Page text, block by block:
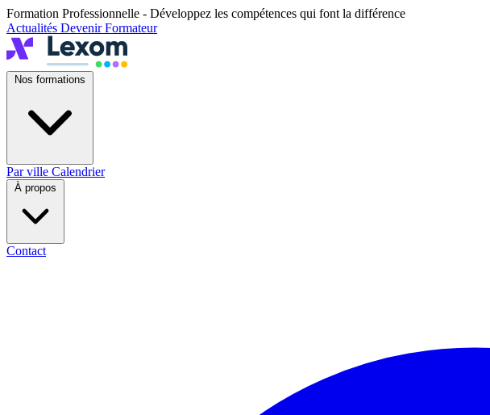
Formation Professionnelle - Développez les compétences qui font la différence
Actualités Devenir Formateur
Nos formations
Par ville Calendrier
À propos
Contact